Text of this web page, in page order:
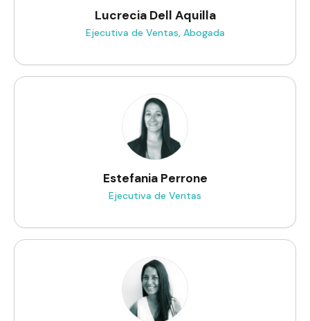
Lucrecia Dell Aquilla
Ejecutiva de Ventas, Abogada
Estefania Perrone
Ejecutiva de Ventas